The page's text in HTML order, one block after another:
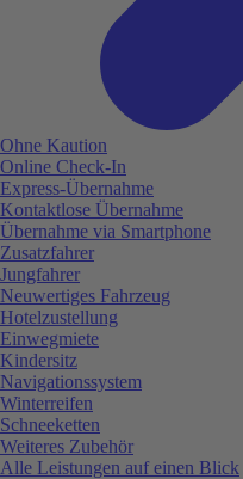
Ohne Kaution
Online Check-In
Express-Übernahme
Kontaktlose Übernahme
Übernahme via Smartphone
Zusatzfahrer
Jungfahrer
Neuwertiges Fahrzeug
Hotelzustellung
Einwegmiete
Kindersitz
Navigationssystem
Winterreifen
Schneeketten
Weiteres Zubehör
Alle Leistungen auf einen Blick